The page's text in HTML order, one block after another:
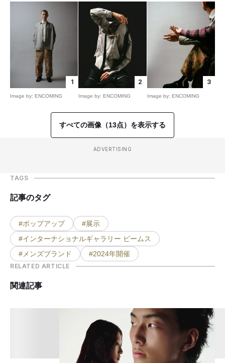
1
Image by: ENCOMING
2
Image by: ENCOMING
3
Image by: ENCOMING
すべての画像（13点）を表示する
ADVERTISING
TAGS
記事のタグ
#ポップアップ
#展示
#インターナショナルギャラリー ビームス
#メンズブランド
#2024年開催
RELATED ARTICLE
関連記事